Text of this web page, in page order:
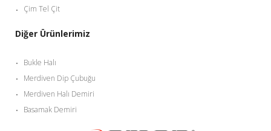
Çim Tel Çit
Diğer Ürünlerimiz
Bukle Halı
Merdiven Dip Çubuğu
Merdiven Halı Demiri
Basamak Demiri